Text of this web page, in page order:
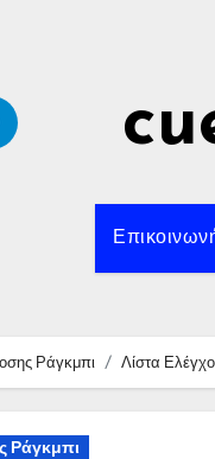
Ράγκμπι Λίστα
Ράγκμπι